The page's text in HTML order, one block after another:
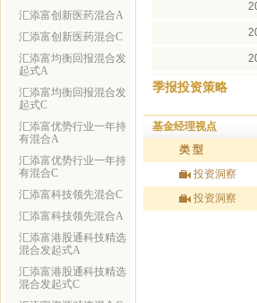
汇添富创新医药混合A
汇添富创新医药混合C
汇添富均衡回报混合发
起式A
汇添富均衡回报混合发
起式C
汇添富优势行业一年持
有混合A
汇添富优势行业一年持
有混合C
汇添富科技领先混合C
汇添富科技领先混合A
汇添富港股通科技精选
混合发起式A
汇添富港股通科技精选
混合发起式C
季报投资策略
基金经理视点
类 型
投资洞察
投资洞察